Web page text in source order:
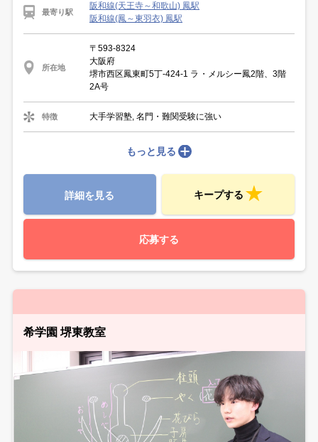
最寄り駅
阪和線(天王寺～和歌山) 鳳駅
阪和線(鳳～東羽衣) 鳳駅
所在地
〒593-8324
大阪府
堺市西区鳳東町5丁-424-1 ラ・メルシー鳳2階、3階
2A号
特徴 大手学習塾, 名門・難関受験に強い
もっと見る
詳細を見る キープする
応募する
希学園 堺東教室